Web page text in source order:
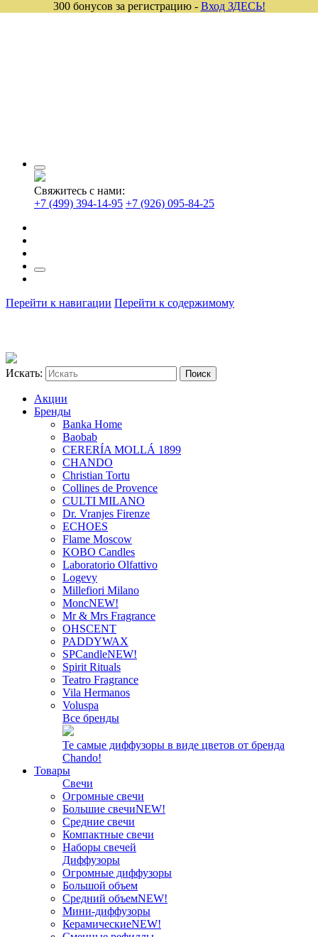
Свяжитесь с нами:
+7 (499) 394-14-95 +7 (926) 095-84-25
Перейти к навигации Перейти к содержимому
Искать:
Акции
Бренды
Banka Home
Baobab
CERERÍA MOLLÁ 1899
CHANDO
Christian Tortu
Collines de Provence
CULTI MILANO
Dr. Vranjes Firenze
ECHOES
Flame Moscow
KOBO Candles
Laboratorio Olfattivo
Logevy
Millefiori Milano
MoncNEW!
Mr & Mrs Fragrance
OHSCENT
PADDYWAX
SPCandleNEW!
Spirit Rituals
Teatro Fragrance
Vila Hermanos
Voluspa
Все бренды
Те самые диффузоры в виде цветов от бренда
Chando!
Товары
Свечи
Огромные свечи
Большие свечиNEW!
Средние свечи
Компактные свечи
Наборы свечей
Диффузоры
Огромные диффузоры
Большой объем
Средний объемNEW!
Мини-диффузоры
КерамическиеNEW!
300 бонусов за регистрацию - Вход ЗДЕСЬ!